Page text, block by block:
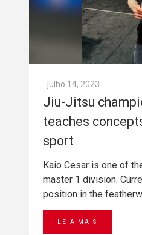
julho 14, 2023
Jiu-Jitsu
teaches
sport
Kaio Cesar is one of
master 1 division.
position in the
LEIA MAIS